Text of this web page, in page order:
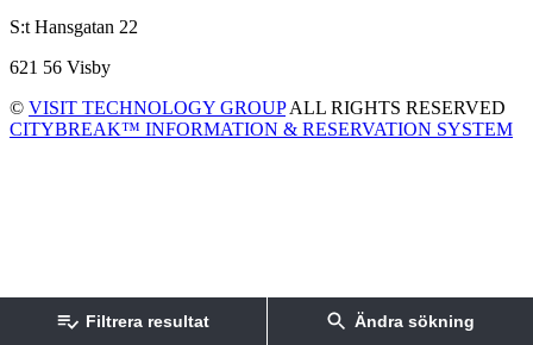
Filtrera resultat Ändra sökning
S:t Hansgatan 22
621 56 Visby
© VISIT TECHNOLOGY GROUPALL RIGHTS RESERVED
CITYBREAK™ INFORMATION & RESERVATION SYSTEM